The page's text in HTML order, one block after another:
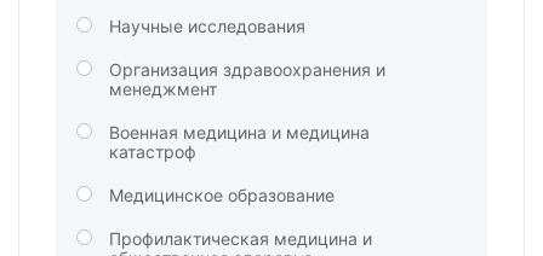
Научные исследования
Организация здравоохранения и
менеджмент
Военная медицина и медицина
катастроф
Медицинское образование
Профилактическая медицина и